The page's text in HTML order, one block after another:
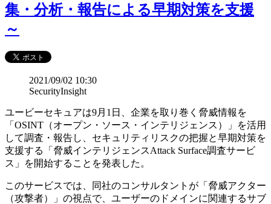
集・分析・報告による早期対策を支援
～
2021/09/02 10:30
SecurityInsight
ユービーセキュアは9月1日、企業を取り巻く脅威情報を
「OSINT（オープン・ソース・インテリジェンス）」を活用
して調査・報告し、セキュリティリスクの把握と早期対策を
支援する「脅威インテリジェンスAttack Surface調査サービ
ス」を開始することを発表した。
このサービスでは、同社のコンサルタントが「脅威アクター
（攻撃者）」の視点で、ユーザーのドメインに関連するサブ